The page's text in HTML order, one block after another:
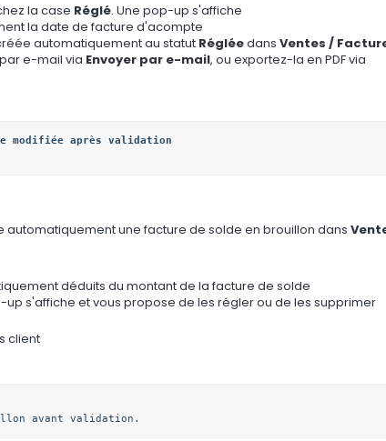
la case Réglé. Une pop-up s'affiche
la date de facture d'acompte
automatiquement au statut Régléedans Ventes /
e-mail via Envoyer par e-mail, ou exportez-la en PDF via
automatiquement une facture de solde en brouillon dans
déduits du montant de la facture de solde
up s'affiche et vous propose de les régler ou de les supprimer
client
avant validation.